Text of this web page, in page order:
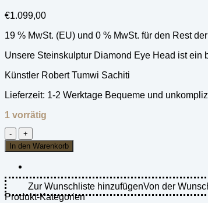
€1.099,00
19 % MwSt. (EU) und 0 % MwSt. für den Rest
Unsere Steinskulptur Diamond Eye Head ist ein
Künstler Robert Tumwi Sachiti
Lieferzeit: 1-2 Werktage Bequeme und
1 vorrätig
Steinskulptur
"Diamond
Eye
Head"
Weßier
Sandstein
In den Warenkorb
Zur Wunschliste hinzufügenVon der
Produkt-Kategorien